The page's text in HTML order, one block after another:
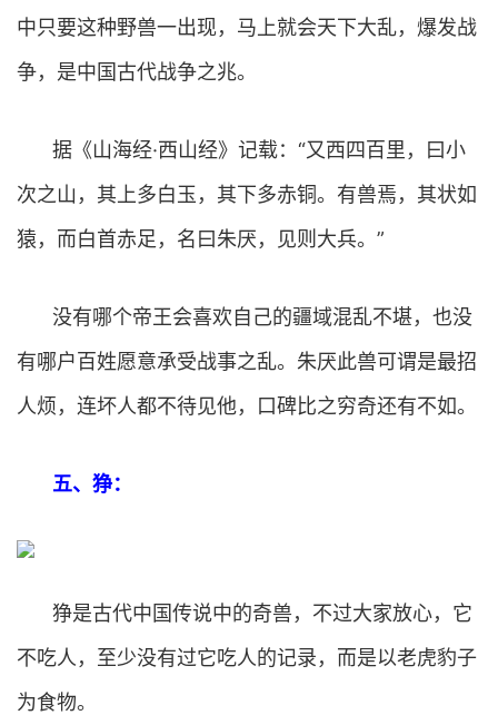
中只要这种野兽一出现，马上就会天下大乱，爆发战
争，是中国古代战争之兆。
据《山海经·西山经》记载：“又西四百里，曰小
次之山，其上多白玉，其下多赤铜。有兽焉，其状如
猿，而白首赤足，名曰朱厌，见则大兵。”
没有哪个帝王会喜欢自己的疆域混乱不堪，也没
有哪户百姓愿意承受战事之乱。朱厌此兽可谓是最招
人烦，连坏人都不待见他，口碑比之穷奇还有不如。
五、狰：
狰是古代中国传说中的奇兽，不过大家放心，它
不吃人，至少没有过它吃人的记录，而是以老虎豹子
为食物。